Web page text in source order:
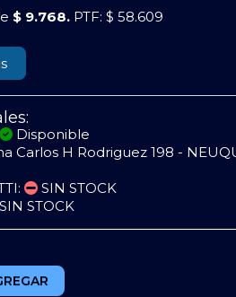
$ 9.768.PTF: $ 58.609
Disponible
Carlos H Rodriguez 198 -
SIN STOCK
SIN STOCK